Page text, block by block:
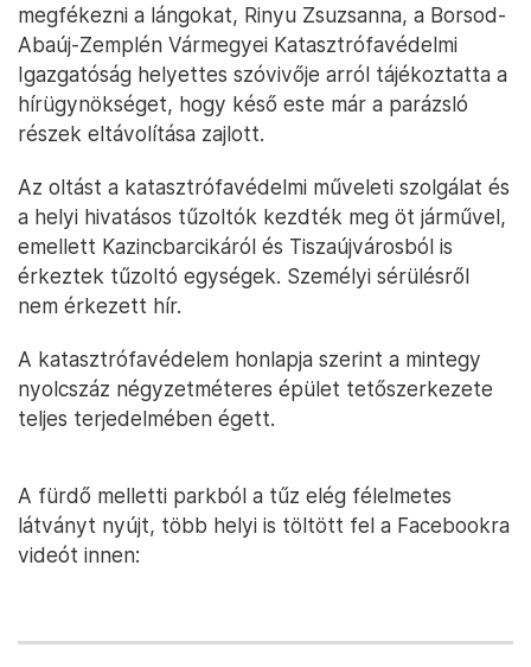
megfékezni a lángokat, Rinyu Zsuzsanna, a Borsod-
Abaúj-Zemplén Vármegyei Katasztrófavédelmi
Igazgatóság helyettes szóvivője arról tájékoztatta a
hírügynökséget, hogy késő este már a parázsló
részek eltávolítása zajlott.
Az oltást a katasztrófavédelmi műveleti szolgálat és
a helyi hivatásos tűzoltók kezdték meg öt járművel,
emellett Kazincbarcikáról és Tiszaújvárosból is
érkeztek tűzoltó egységek. Személyi sérülésről
nem érkezett hír.
A katasztrófavédelem honlapja szerint a mintegy
nyolcszáz négyzetméteres épület tetőszerkezete
teljes terjedelmében égett.
A fürdő melletti parkból a tűz elég félelmetes
látványt nyújt, több helyi is töltött fel a Facebookra
videót innen: